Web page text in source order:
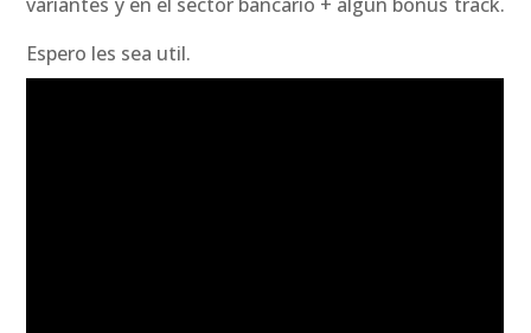
Espero les sea util.